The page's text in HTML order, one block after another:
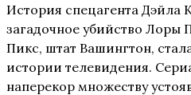
История спецагента Дэйла
загадочное убийство Лоры
Пикс, штат Вашингтон,
истории телевидения.
наперекор множеству